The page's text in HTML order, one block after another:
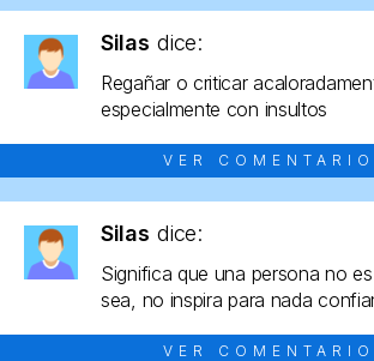
Silas dice:
Regañar o criticar
especialmente con insultos
VER COMENTARIO
Silas dice:
Significa que una persona no
sea, no inspira para nada
VER COMENTARIO